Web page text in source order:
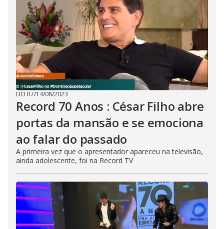
DO R7/14/08/2023
Record 70 Anos : César Filho abre
portas da mansão e se emociona
ao falar do passado
A primeira vez que o apresentador apareceu na televisão,
ainda adolescente, foi na Record TV